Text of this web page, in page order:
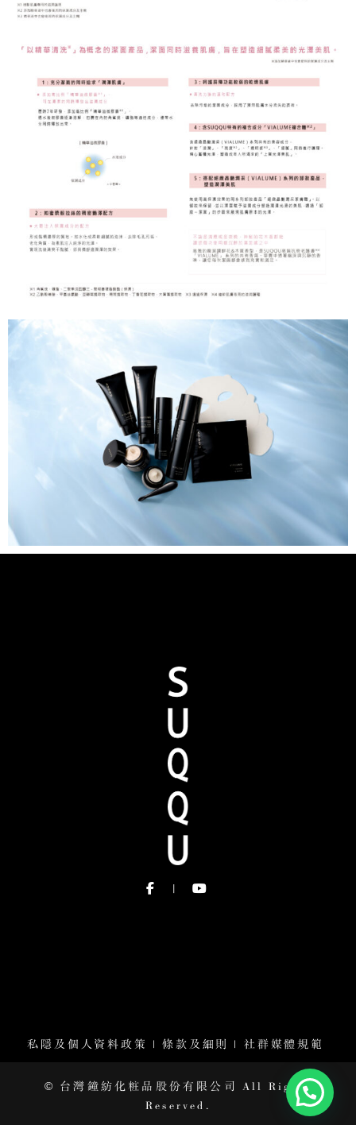
私隱及個人資料政策 |條款及細則 | 社群媒體規範
© 台灣鐘紡化粧品股份有限公司 All Rights
Reserved.